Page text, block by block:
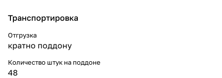
Транспортировка
Отгрузка
кратно поддону
Количество штук на поддоне
48